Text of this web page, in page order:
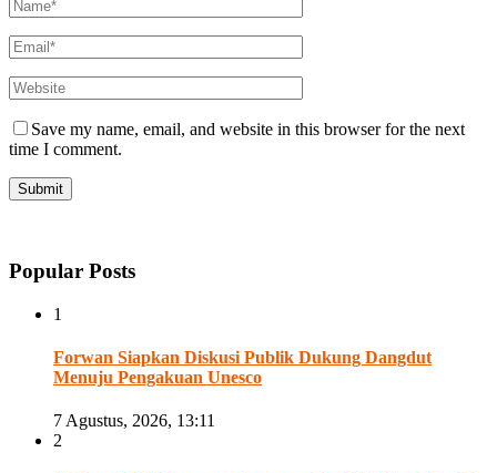
Save my name, email, and website in this browser for the next
time I comment.
Popular Posts
1
Forwan Siapkan Diskusi Publik Dukung Dangdut
Menuju Pengakuan Unesco
7 Agustus, 2026, 13:11
2